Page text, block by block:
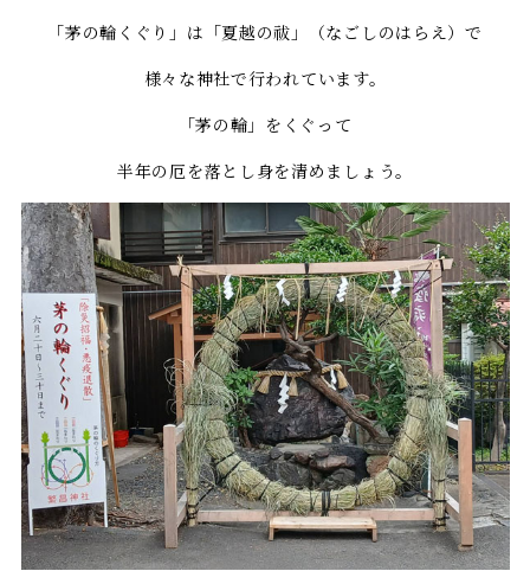
「茅の輪くぐり」は「夏越の祓」（なごしのはらえ）で
様々な神社で行われています。
「茅の輪」をくぐって
半年の厄を落とし身を清めましょう。